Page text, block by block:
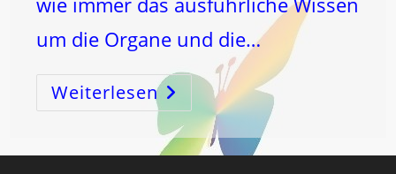
um die Organe und die…
WeiterlesenDie
Er
LÖSE
ENERGIEN!